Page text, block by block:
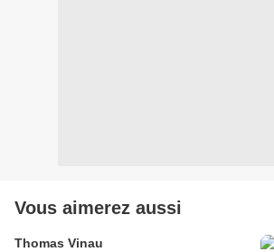
Vous aimerez aussi
Thomas Vinau